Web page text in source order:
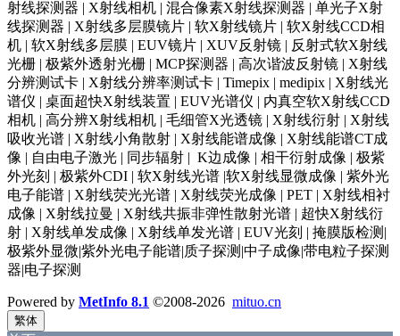
射线探测器 | X射线相机 | 混合像素X射线探测器 | 单光子X射
线探测器 | X射线多层膜镜片 | 软X射线镜片 | 软X射线CCD相
机 | 软X射线多层膜 | EUV镜片 | XUV反射镜 | 反射式软X射线
光栅 | 极紫外透射光栅 | MCP探测器 | 高次谐波反射镜 | X射线
分辨测试卡 | X射线分辨率测试卡 | Timepix | medipix | X射线光
谱仪 | 桌面超快X射线装置 | EUV光谱仪 | 内真空软X射线CCD
相机 | 高分辨X射线相机 | 毛细管X光透镜 | X射线衍射 | X射线
吸收光谱 | X射线小角散射 | X射线能谱成像 | X射线能谱CT成
像 | 自由电子激光 | 同步辐射 | K边成像 | 相干衍射成像 | 极紫
外光刻 | 极紫外CDI | 软X射线光谱 |软X射线显微成像 | 紫外光
电子能谱 | X射线荧光光谱 | X射线荧光成像 | PET | X射线相衬
成像 | X射线拉曼 | X射线共振非弹性散射光谱 | 超快X射线衍
射 | X射线单发成像 | X射线单发光谱 | EUV光刻 | 掩膜版检测|
极紫外显微|紫外光电子能谱|质子探测|中子成像|带电粒子探测
器|电子探测
Powered by MetInfo 8.1 ©2008-2026 mituo.cn
繁体